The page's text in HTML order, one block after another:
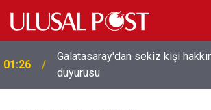
01:26
Galatasaray'dan sekiz kişi
duyurusu